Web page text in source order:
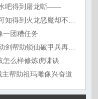
吧得到屠龙嘶——
一团糟任务
怎么样修炼虎啸诀
帮助祖玛雕像兴奋道